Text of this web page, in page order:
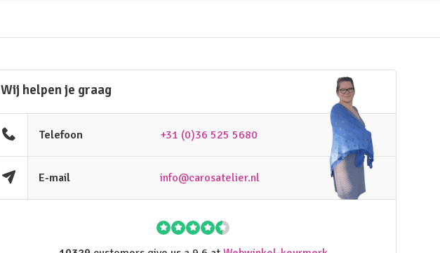
Wij helpen je graag
Telefoon +31 (0)36 525 5680
E-mail info@carosatelier.nl